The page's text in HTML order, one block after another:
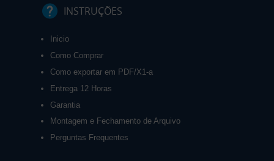
INSTRUÇÕES
Inicio
Como Comprar
Como exportar em PDF/X1-a
Entrega 12 Horas
Garantia
Montagem e Fechamento de Arquivo
Perguntas Frequentes